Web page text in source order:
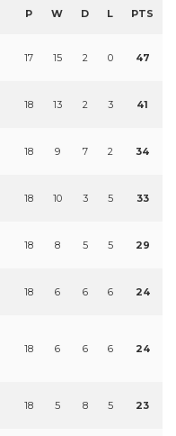
P W D L PTS
17 15 2 0 47
18 13 2 3 41
18 9 7 2 34
18 10 3 5 33
18 8 5 5 29
18 6 6 6 24
18 6 6 6 24
18 5 8 5 23